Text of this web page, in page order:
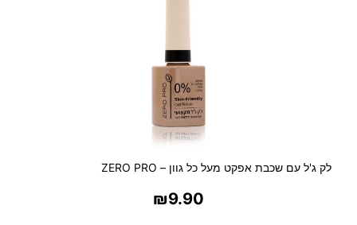
לק ג'ל עם שכבת אפקט מעל כל גוון – ZERO PRO
₪9.90